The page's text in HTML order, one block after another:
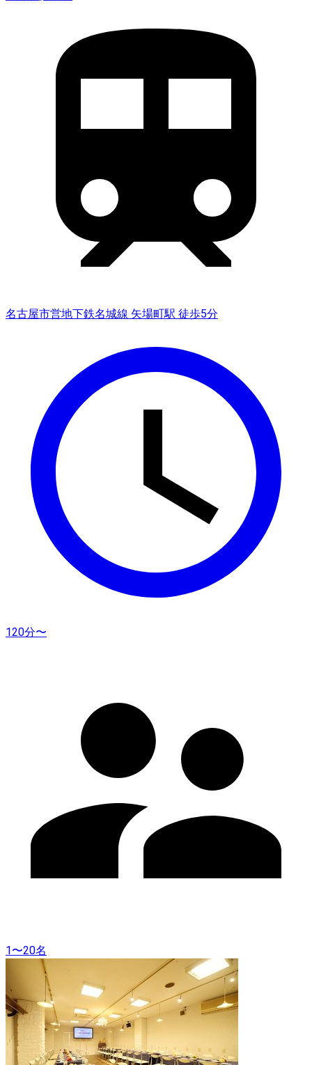
名古屋市営地下鉄名城線 矢場町駅 徒歩5分
120分〜
1〜20名